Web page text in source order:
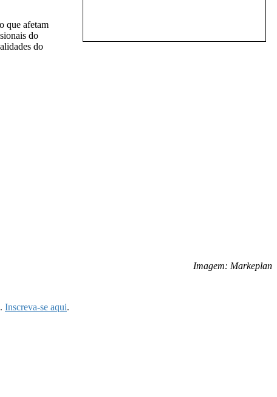
que afetam
do
do
Imagem: Markeplan
Inscreva-se aqui.